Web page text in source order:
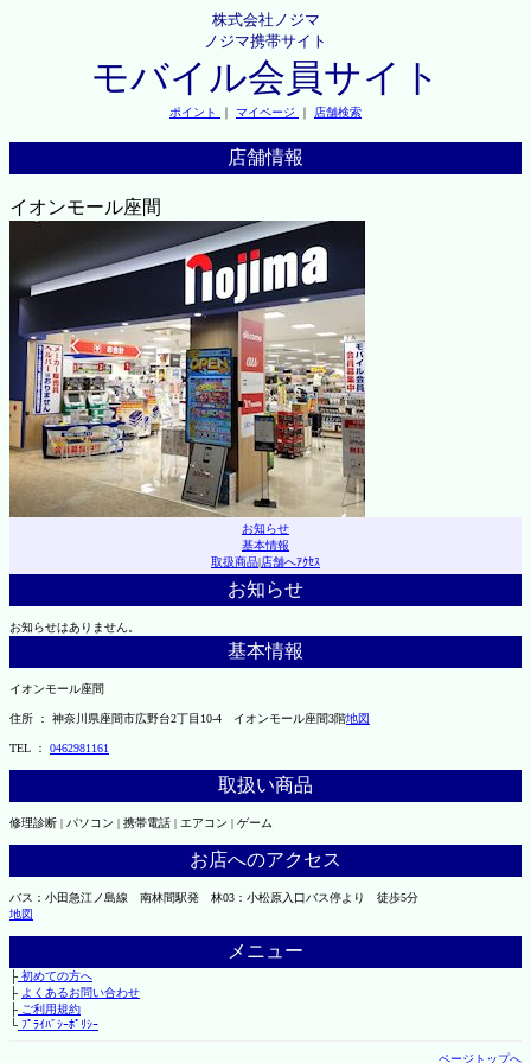
株式会社ノジマ
ノジマ携帯サイト
モバイル会員サイト
ポイント ｜ マイページ ｜ 店舗検索
店舗情報
イオンモール座間
お知らせ
基本情報
取扱商品|店舗へｱｸｾｽ
お知らせ
お知らせはありません。
基本情報
イオンモール座間
住所 ： 神奈川県座間市広野台2丁目10-4 イオンモール座間3階地図
TEL ： 0462981161
取扱い商品
修理診断 | パソコン | 携帯電話 | エアコン | ゲーム
お店へのアクセス
バス：小田急江ノ島線 南林間駅発 林03：小松原入口バス停より 徒歩5分
地図
メニュー
├初めての方へ
├ よくあるお問い合わせ
├ご利用規約
└ﾌﾟﾗｲﾊﾞｼｰﾎﾟﾘｼｰ
ページトップへ